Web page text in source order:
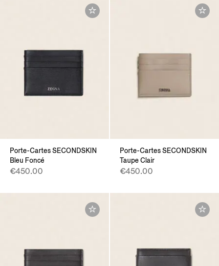
Porte-Cartes SECONDSKIN
Bleu Foncé
€450.00
Porte-Cartes SECONDSKIN
Taupe Clair
€450.00